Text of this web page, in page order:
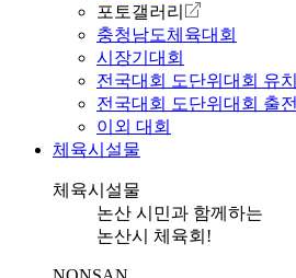
포토갤러리
충청남도체육대회
시장기대회
전국대회 도단위대회 유치
전국대회 도단위대회 출전
이외 대회
체육시설물
체육시설물
논산 시민과 함께하는
논산시 체육회!